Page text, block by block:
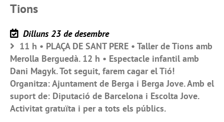
Tions
Dilluns 23 de desembre
11 h • PLAÇA DE SANT PERE • Taller de Tions amb
Merolla Berguedà. 12 h • Espectacle infantil amb
Dani Magyk. Tot seguit, farem cagar el Tió!
Organitza: Ajuntament de Berga i Berga Jove. Amb el
suport de: Diputació de Barcelona i Escolta Jove.
Activitat gratuïta i per a tots els públics.